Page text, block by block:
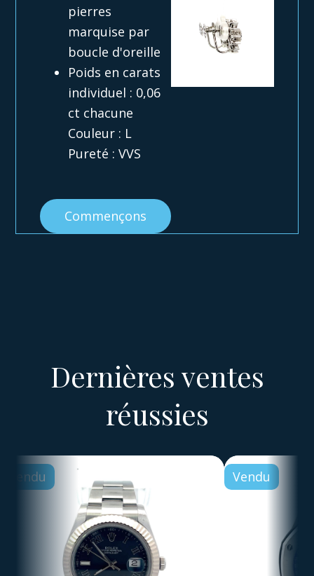
pierres
marquise par
boucle d'oreille
Poids en carats
individuel : 0,06
ct chacune
Couleur : L
Pureté : VVS
Commençons
Dernières ventes
réussies
Vendu Vendu